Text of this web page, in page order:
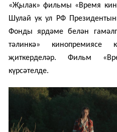
«Җылак» фильмы «Время
Шулай ук ул РФ
Фонды ярдәме белән
тәлинкә» кинопремиясе
җиткерделәр. Фильм «
күрсәтелде.